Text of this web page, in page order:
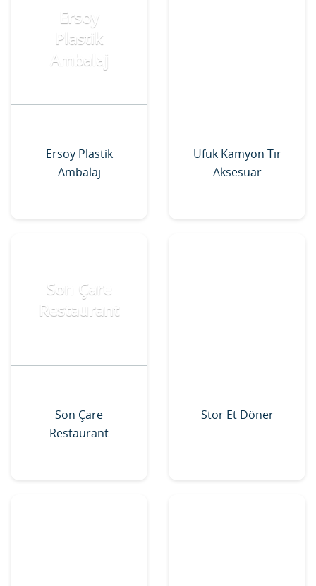
Ersoy
Plastik
Ambalaj
Ersoy Plastik
Ambalaj
Ufuk Kamyon Tır
Aksesuar
Son Çare
Restaurant
Son Çare
Restaurant
Stor Et Döner